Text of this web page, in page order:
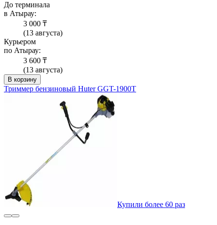
До терминала
в Атырау:
3 000 ₸
(13 августа)
Курьером
по Атырау:
3 600 ₸
(13 августа)
В корзину
Триммер бензиновый Huter GGT-1900T
Купили более 60 раз